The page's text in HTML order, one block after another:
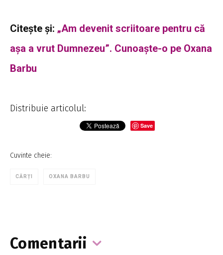
Citește și: „Am devenit scriitoare pentru că
așa a vrut Dumnezeu”. Cunoaște-o pe Oxana
Barbu
Distribuie articolul:
Save
Cuvinte cheie:
CĂRȚI OXANA BARBU
Comentarii